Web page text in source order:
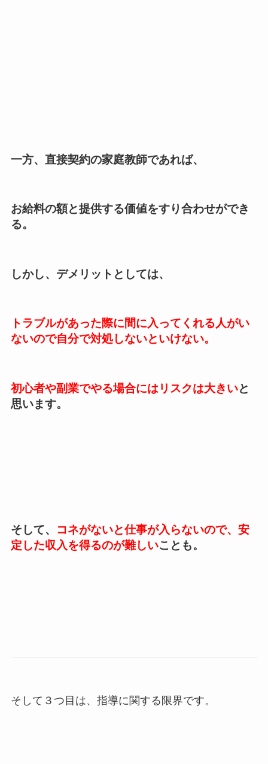
一方、 直接契約の家庭教師であれば、
お給料の額と提供する価値をすり合わせができ
る。
しかし、 デメリット としては、
トラブルがあった際に間に入ってくれる人がい
ないので自分で対処しないといけない。
初心者や副業でやる場合にはリスクは大きいと
思います。
そして、 コネがないと仕事が入らないので、安
定した収入を得るのが難しいことも。
そして３つ目は、指導に関する限界です。